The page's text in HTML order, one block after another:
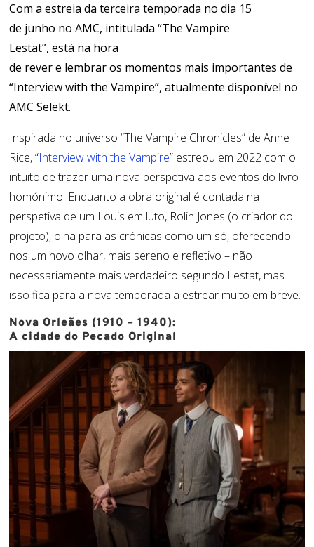
Com a estreia da terceira temporada no dia 15
de junho no AMC, intitulada “The Vampire
Lestat”, está na hora
de rever e lembrar os momentos mais importantes de
“Interview with the Vampire”, atualmente disponível no
AMC Selekt.
Inspirada no universo “The Vampire Chronicles” de Anne
Rice, “Interview with the Vampire” estreou em 2022 com o
intuito de trazer uma nova perspetiva aos eventos do livro
homónimo. Enquanto a obra original é contada na
perspetiva de um Louis em luto, Rolin Jones (o criador do
projeto), olha para as crónicas como um só, oferecendo-
nos um novo olhar, mais sereno e refletivo – não
necessariamente mais verdadeiro segundo Lestat, mas
isso fica para a nova temporada a estrear muito em breve.
Nova Orleães (1910 – 1940):
A cidade do Pecado Original